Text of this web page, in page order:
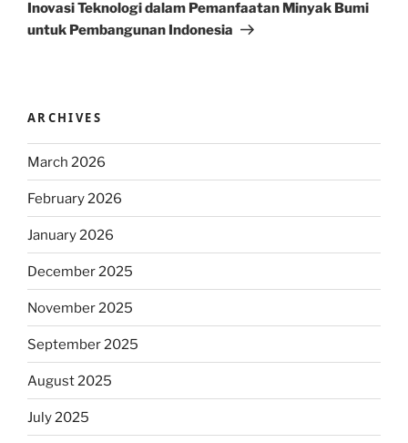
Inovasi Teknologi dalam Pemanfaatan Minyak Bumi
untuk Pembangunan Indonesia
ARCHIVES
March 2026
February 2026
January 2026
December 2025
November 2025
September 2025
August 2025
July 2025